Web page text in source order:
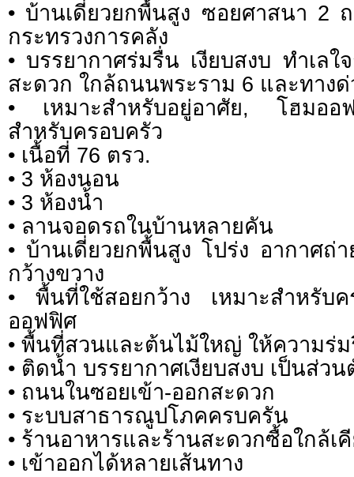
• บ้านเดี่ยวยกพื้นสูง ซอยศาสนา 2
กระทรวงการคลัง
• บรรยากาศร่มรื่น เงียบสงบ ทำเลใ
สะดวก ใกล้ถนนพระราม 6 และทาง
• เหมาะสำหรับอยู่อาศัย, โฮมอ
สำหรับครอบครัว
• เนื้อที่ 76 ตรว.
• 3 ห้องนอน
• 3 ห้องน้ำ
• ลานจอดรถในบ้านหลายคัน
• บ้านเดี่ยวยกพื้นสูง โปร่ง อากาศถ่
กว้างขวาง
• พื้นที่ใช้สอยกว้าง เหมาะสำหรับค
ออฟฟิศ
• พื้นที่สวนและต้นไม้ใหญ่ ให้ความร่
• ติดน้ำ บรรยากาศเงียบสงบ เป็นส่วน
• ถนนในซอยเข้า-ออกสะดวก
• ระบบสาธารณูปโภคครบครัน
• ร้านอาหารและร้านสะดวกซื้อใกล้เ
• เข้าออกได้หลายเส้นทาง